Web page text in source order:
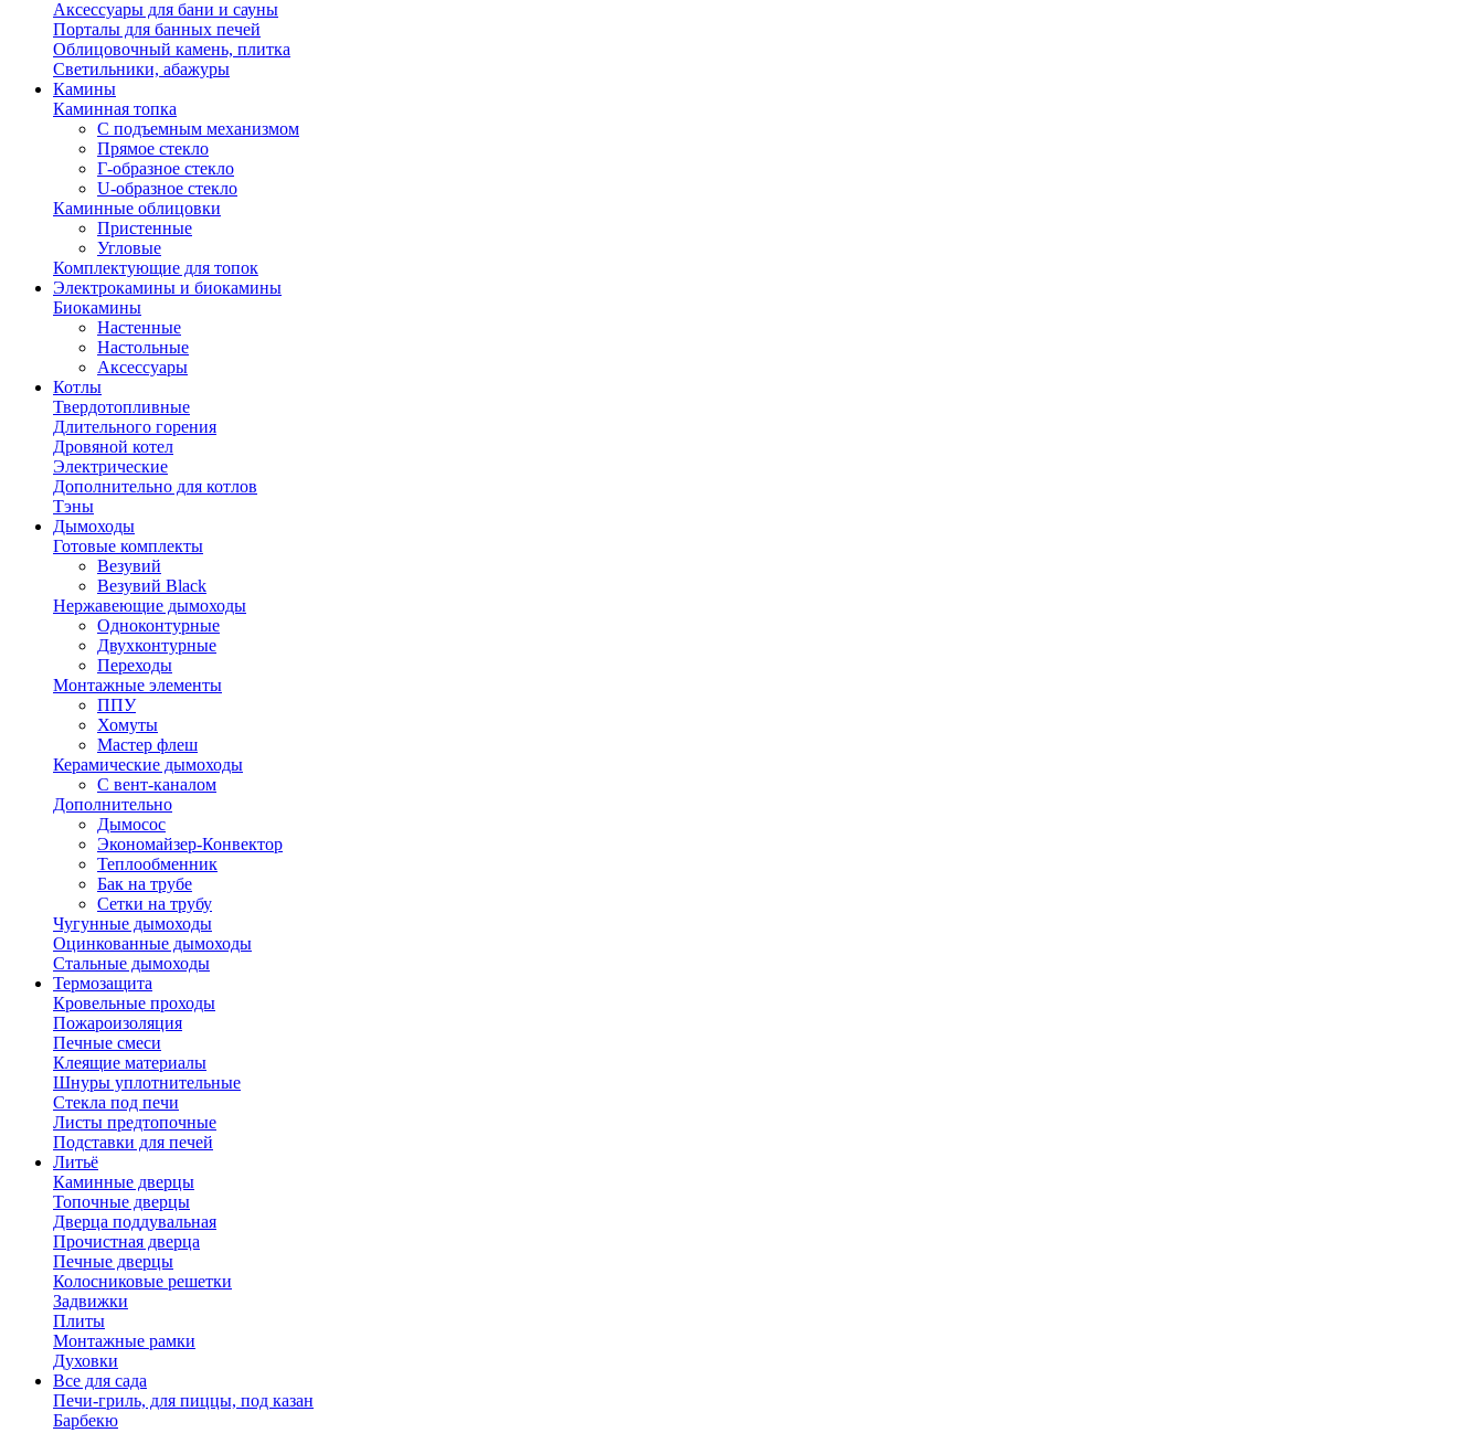
Аксессуары для бани и сауны
Порталы для банных печей
Облицовочный камень, плитка
Светильники, абажуры
Камины
Каминная топка
С подъемным механизмом
Прямое стекло
Г-образное стекло
U-образное стекло
Каминные облицовки
Пристенные
Угловые
Комплектующие для топок
Электрокамины и биокамины
Биокамины
Настенные
Настольные
Аксессуары
Котлы
Твердотопливные
Длительного горения
Дровяной котел
Электрические
Дополнительно для котлов
Тэны
Дымоходы
Готовые комплекты
Везувий
Везувий Black
Нержавеющие дымоходы
Одноконтурные
Двухконтурные
Переходы
Монтажные элементы
ППУ
Хомуты
Мастер флеш
Керамические дымоходы
С вент-каналом
Дополнительно
Дымосос
Экономайзер-Конвектор
Теплообменник
Бак на трубе
Сетки на трубу
Чугунные дымоходы
Оцинкованные дымоходы
Стальные дымоходы
Термозащита
Кровельные проходы
Пожароизоляция
Печные смеси
Клеящие материалы
Шнуры уплотнительные
Стекла под печи
Листы предтопочные
Подставки для печей
Литьё
Каминные дверцы
Топочные дверцы
Дверца поддувальная
Прочистная дверца
Печные дверцы
Колосниковые решетки
Задвижки
Плиты
Монтажные рамки
Духовки
Все для сада
Печи-гриль, для пиццы, под казан
Барбекю